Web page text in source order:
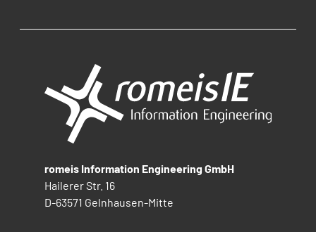
romeis Information Engineering GmbH
Hailerer Str. 16
D-63571 Gelnhausen-Mitte